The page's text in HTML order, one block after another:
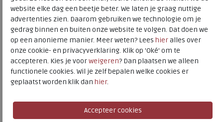
Finn Comfort
Toon alles vanFinn Comfort
Naar allesneakers / veterschoenen
website elke dag een beetje beter. We laten je graag nuttige
advertenties zien. Daarom gebruiken we technologie om je
gedrag binnen en buiten onze website te volgen. Dat doen we
op een anonieme manier. Meer weten? Lees hieralles over
onze cookie- en privacyverklaring. Klik op 'Oké' om te
accepteren. Kies je voorweigeren? Dan plaatsen we alleen
functionele cookies. Wil je zelf bepalen welke cookies er
geplaatst worden klik dan hier.